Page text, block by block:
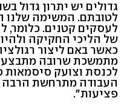
גדולים יש יתרון גדול
לטובתם. המשימה שלנו
לעסקים קטנים. כלומר,
של הליכי החקיקה
כאשר באם ליצור
מתמשכת שרובה
לכנסת וצועק
העבודה מתרחשת הרבה
פציעות".